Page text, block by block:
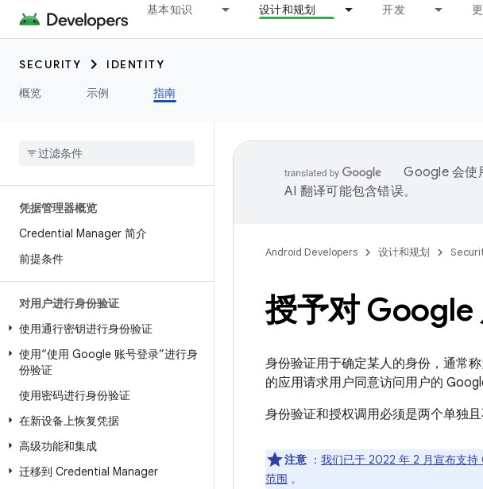
基本知识 设计和规划 开发
SECURITY
IDENTITY
概览
示例 指南
凭据管理器概览
Credential Manager 简介
前提条件
对用户进行身份验证
使用通行密钥进行身份验证
使用“使用 Google 账号登录”进行身
份验证
使用密码进行身份验证
在新设备上恢复凭据
高级功能和集成
迁移到 Credential Manager
Google 会使
AI 翻译可能包含错误。
Android Developers 设计和规划
授予对 Google
身份验证用于确定某人的身份，通常
的应用请求用户同意访问用户的
身份验证和授权调用必须是两个单独
注意 ： 我们已于 2022 年 2 月宣布支
范围 。